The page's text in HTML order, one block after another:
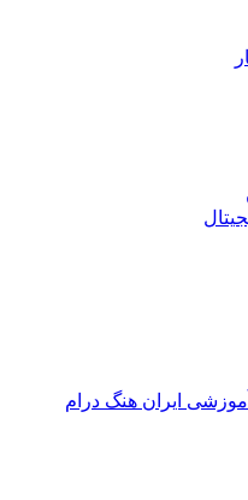
ایران هنگ درام